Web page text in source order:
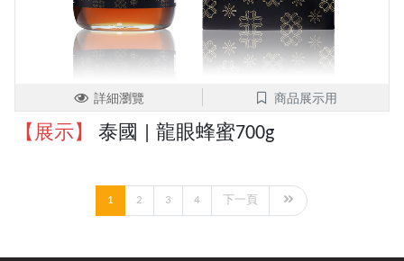
詳細瀏覽 商品展示用
【展示】 泰國 | 龍眼蜂蜜700g
1 2 3 4 下一頁